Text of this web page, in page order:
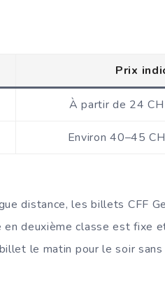
Prix
À partir de 24
Environ 40–45
distance, les billets CFF
deuxième classe est fixe
le matin pour le soir sans